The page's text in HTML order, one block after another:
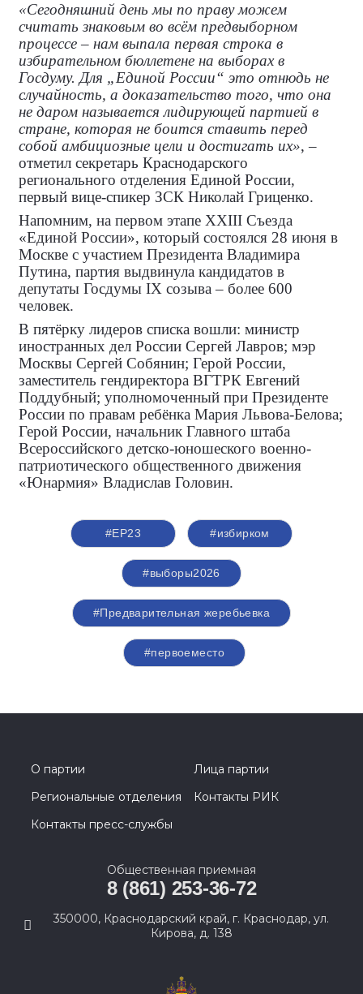
«Сегодняшний день мы по праву можем
считать знаковым во всём предвыборном
процессе – нам выпала первая строка в
избирательном бюллетене на выборах в
Госдуму. Для „Единой России“ это отнюдь не
случайность, а доказательство того, что она
не даром называется лидирующей партией в
стране, которая не боится ставить перед
собой амбициозные цели и достигать их», –
отметил секретарь Краснодарского
регионального отделения Единой России,
первый вице-спикер ЗСК Николай Гриценко.
Напомним, на первом этапе XXIII Съезда
«Единой России», который состоялся 28 июня в
Москве с участием Президента Владимира
Путина, партия выдвинула кандидатов в
депутаты Госдумы IX созыва – более 600
человек.
В пятёрку лидеров списка вошли: министр
иностранных дел России Сергей Лавров; мэр
Москвы Сергей Собянин; Герой России,
заместитель гендиректора ВГТРК Евгений
Поддубный; уполномоченный при Президенте
России по правам ребёнка Мария Львова-Белова;
Герой России, начальник Главного штаба
Всероссийского детско-юношеского военно-
патриотического общественного движения
«Юнармия» Владислав Головин.
#ЕР23 #избирком
#выборы2026
#Предварительная жеребьевка
#первоеместо
О партии
Лица партии
Региональные отделения
Контакты РИК
Контакты пресс-службы
Общественная приемная
8 (861) 253-36-72
350000, Краснодарский край, г. Краснодар, ул.
Кирова, д. 138